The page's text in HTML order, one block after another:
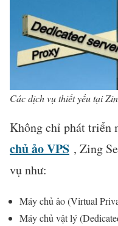
Các dịch vụ thiết yếu tại
Không chỉ phát triển
chủ ảo VPS , Zing
vụ như:
Máy chủ ảo (Virtual
Máy chủ vật lý